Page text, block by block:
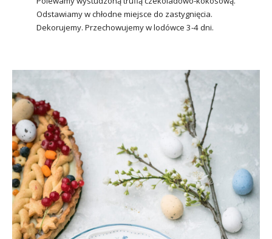
Odstawiamy w chłodne miejsce do zastygnięcia.
Dekorujemy. Przechowujemy w lodówce 3-4 dni.